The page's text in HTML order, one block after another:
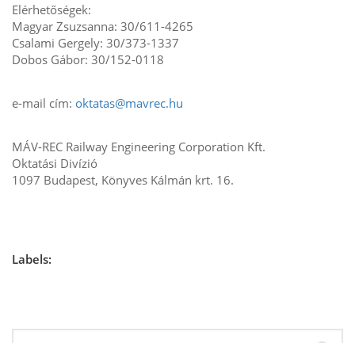
Elérhetőségek:
Magyar Zsuzsanna: 30/611-4265
Csalami Gergely: 30/373-1337
Dobos Gábor: 30/152-0118
e-mail cím: oktatas@mavrec.hu
MÁV-REC Railway Engineering Corporation Kft.
Oktatási Divízió
1097 Budapest, Könyves Kálmán krt. 16.
Labels: